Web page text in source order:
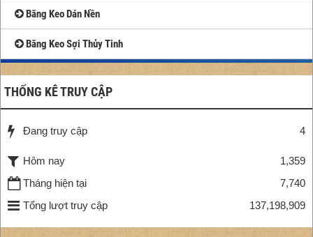
Băng Keo Dán Nền
Băng Keo Sợi Thủy Tinh
THỐNG KÊ TRUY CẬP
Đang truy cập 4
Hôm nay
1,359
Tháng hiện tại
7,740
Tổng lượt truy cập
137,198,909